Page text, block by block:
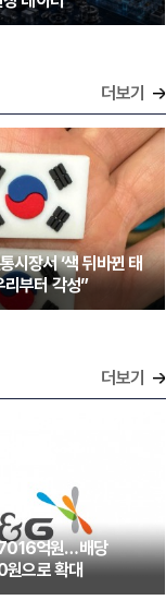
더보기
시장서 ‘색 뒤바뀐 태
리부터 각성”
더보기
억원…배당
으로 확대